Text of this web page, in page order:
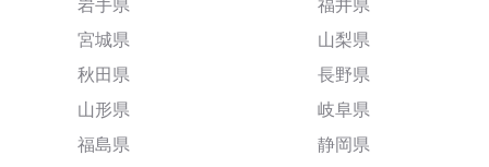
岩手県
宮城県
秋田県
山形県
福島県
福井県
山梨県
長野県
岐阜県
静岡県